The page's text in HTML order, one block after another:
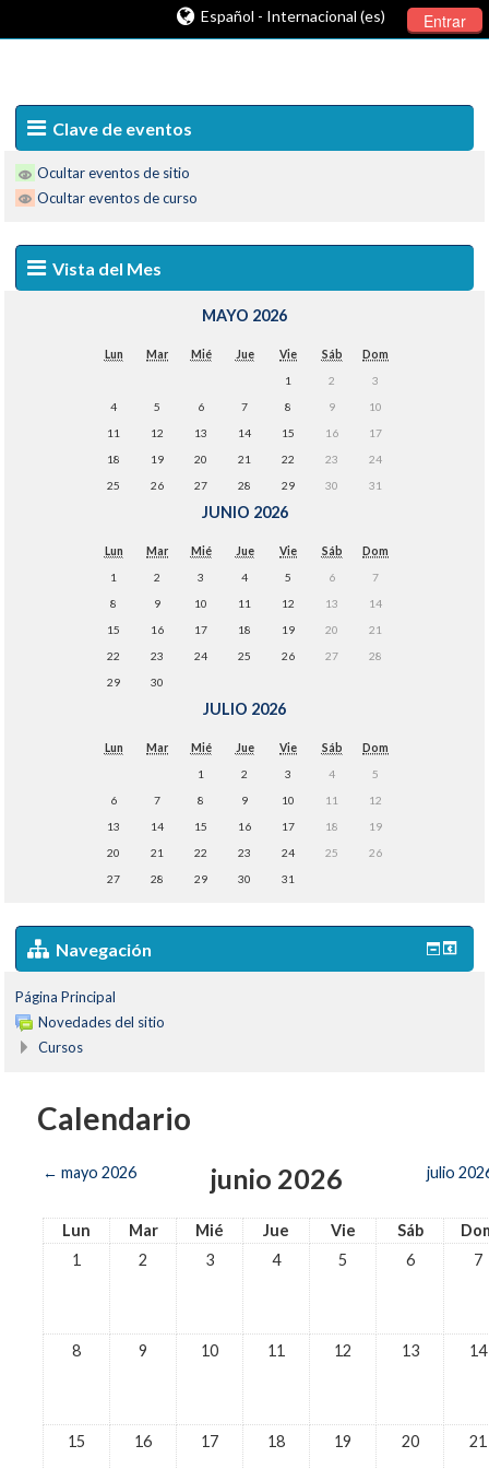
Entrar
Español - Internacional (es)
Clave de eventos
Ocultar eventos de sitio
Ocultar eventos de curso
Vista del Mes
MAYO 2026
Lun Mar Mié Jue Vie Sáb
Dom
1
2
3
4
5 6 7 8 9
10
11
12 13 14 15 16
17
18
19 20 21 22 23
24
25
26 27 28 29 30 31
JUNIO 2026
Lun Mar Mié Jue Vie Sáb
Dom
1
2 3 4 5 6
7
8
9 10 11 12 13
14
15
16 17 18 19 20
21
22
23 24 25 26 27
28
29
30
JULIO 2026
Lun Mar Mié Jue Vie Sáb
Dom
1
2 3 4
5
6
7 8 9 10 11
12
13
14 15 16 17 18
19
20
21 22 23 24 25
26
27
28 29 30 31
Navegación
Página Principal
Novedades del sitio
Cursos
Calendario
← mayo 2026 junio 2026 julio
Lun Mar Mié Jue Vie Sáb
1
2 3 4 5 6 7
8 9 10 11 12 13 14
15 16 17 18 19 20 21